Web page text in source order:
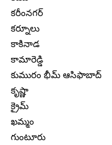
కరీంనగర్
కర్నూలు
కాకినాడ
కామారెడ్డి
కుమురం భీమ్ ఆసిఫాబాద్
కృష్ణా
క్రైమ్
ఖమ్మం
గుంటూరు